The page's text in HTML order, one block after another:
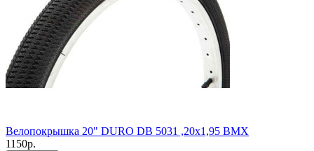
Велопокрышка 20" DURO DB 5031 ,20x1,95 BMX
1150р.